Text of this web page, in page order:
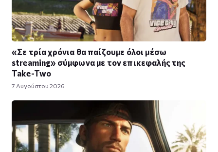
«Σε τρία χρόνια θα παίζουμε όλοι μέσω
streaming» σύμφωνα με τον επικεφαλής της
Take-Two
7 Αυγούστου 2026